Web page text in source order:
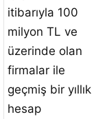
itibarıyla 100
milyon TL ve
üzerinde olan
firmalar ile
geçmiş bir yıllık
hesap